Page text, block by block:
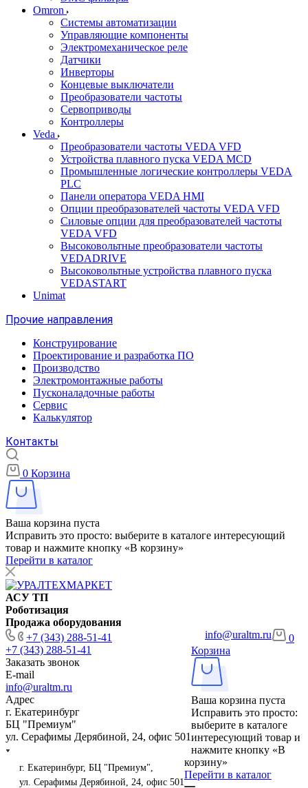
Omron
Системы автоматизации
Управляющие компоненты
Электромеханическое реле
Датчики
Инверторы
Концевые выключатели
Преобразователи частоты
Сервоприводы
Контроллеры
Veda
Преобразователи частоты VEDA VFD
Устройства плавного пуска VEDA MCD
Промышленные логические контроллеры VEDA
PLC
Панели оператора VEDA HMI
Опции преобразователей частоты VEDA VFD
Силовые опции для преобразователей частоты
VEDA VFD
Высоковольтные преобразователи частоты
VEDADRIVE
Высоковольтные устройства плавного пуска
VEDASTART
Unimat
Прочие направления
Конструирование
Проектирование и разработка ПО
Производство
Электромонтажные работы
Пусконаладочные работы
Сервис
Калькулятор
Контакты
0 Корзина
Ваша корзина пуста
Исправить это просто: выберите в каталоге интересующий
товар и нажмите кнопку «В корзину»
Перейти в каталог
АСУ ТП
Роботизация
Продажа оборудования
+7 (343) 288-51-41
+7 (343) 288-51-41
Заказать звонок
E-mail
info@uraltm.ru
Адрес
г. Екатеринбург
БЦ "Премиум"
ул. Серафимы Дерябиной, 24, офис 501
info@uraltm.ru
г. Екатеринбург, БЦ "Премиум",
ул. Серафимы Дерябиной, 24, офис 501
0
Корзина
Ваша корзина пуста
Исправить это просто:
выберите в каталоге
интересующий товар и
нажмите кнопку «В
корзину»
Перейти в каталог